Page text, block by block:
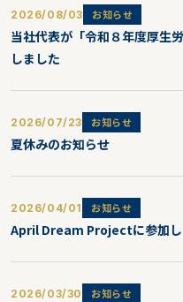
2026/08/03 お知らせ
当社代表が「令和８年度厚生
しました
2026/07/23 お知らせ
夏休みのお知らせ
2026/04/01 お知らせ
April Dream Projectに参加し
2026/03/30 お知らせ